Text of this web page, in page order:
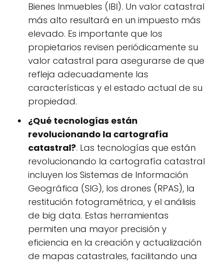
Bienes Inmuebles (IBI). Un valor catastral
más alto resultará en un impuesto más
elevado. Es importante que los
propietarios revisen periódicamente su
valor catastral para asegurarse de que
refleja adecuadamente las
características y el estado actual de su
propiedad.
¿Qué tecnologías están
revolucionando la cartografía
catastral?. Las tecnologías que están
revolucionando la cartografía catastral
incluyen los Sistemas de Información
Geográfica (SIG), los drones (RPAS), la
restitución fotogramétrica, y el análisis
de big data. Estas herramientas
permiten una mayor precisión y
eficiencia en la creación y actualización
de mapas catastrales, facilitando una